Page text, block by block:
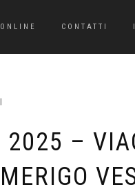
CONTATTI
–